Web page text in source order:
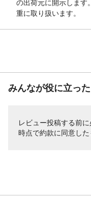
の出荷元に開示します
重に取り扱います。
みんなが役に立っ
レビュー投稿する前
時点で約款に同意した